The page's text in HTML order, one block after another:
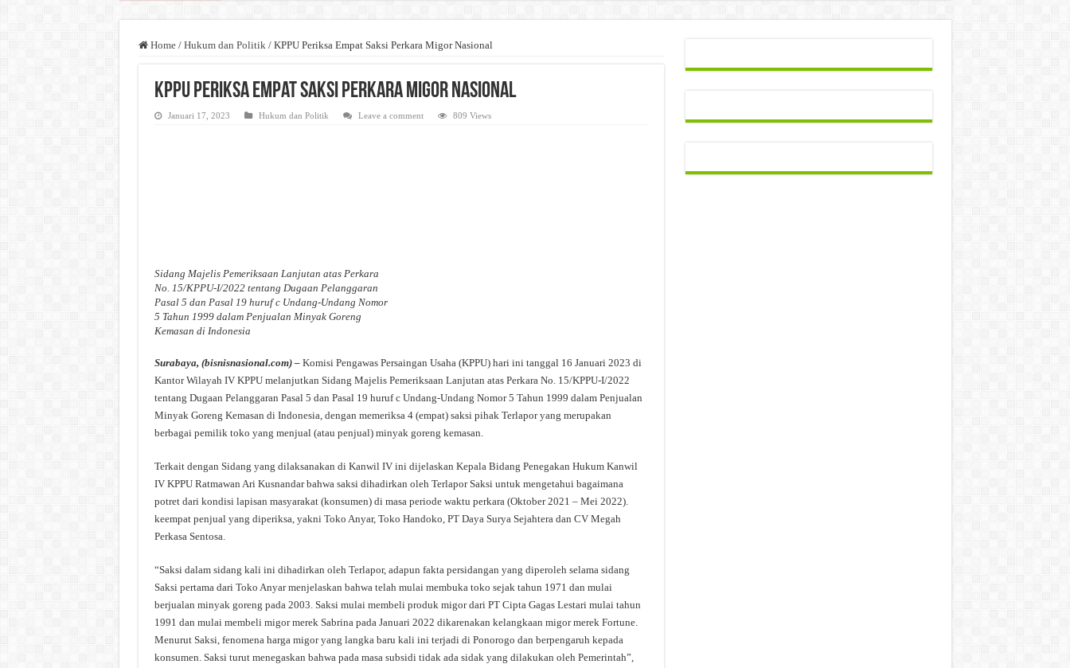
Home / Hukum dan Politik / KPPU Periksa Empat Saksi Perkara Migor Nasional
KPPU Periksa Empat Saksi Perkara Migor Nasional
Januari 17, 2023 Hukum dan Politik Leave a comment 809 Views
Sidang Majelis Pemeriksaan Lanjutan atas Perkara
No. 15/KPPU-I/2022 tentang Dugaan Pelanggaran
Pasal 5 dan Pasal 19 huruf c Undang-Undang Nomor
5 Tahun 1999 dalam Penjualan Minyak Goreng
Kemasan di Indonesia
Surabaya, (bisnisnasional.com) – Komisi Pengawas Persaingan Usaha (KPPU) hari ini tanggal 16 Januari 2023 di
Kantor Wilayah IV KPPU melanjutkan Sidang Majelis Pemeriksaan Lanjutan atas Perkara No. 15/KPPU-I/2022
tentang Dugaan Pelanggaran Pasal 5 dan Pasal 19 huruf c Undang-Undang Nomor 5 Tahun 1999 dalam Penjualan
Minyak Goreng Kemasan di Indonesia, dengan memeriksa 4 (empat) saksi pihak Terlapor yang merupakan
berbagai pemilik toko yang menjual (atau penjual) minyak goreng kemasan.
Terkait dengan Sidang yang dilaksanakan di Kanwil IV ini dijelaskan Kepala Bidang Penegakan Hukum Kanwil
IV KPPU Ratmawan Ari Kusnandar bahwa saksi dihadirkan oleh Terlapor Saksi untuk mengetahui bagaimana
potret dari kondisi lapisan masyarakat (konsumen) di masa periode waktu perkara (Oktober 2021 – Mei 2022).
keempat penjual yang diperiksa, yakni Toko Anyar, Toko Handoko, PT Daya Surya Sejahtera dan CV Megah
Perkasa Sentosa.
“Saksi dalam sidang kali ini dihadirkan oleh Terlapor, adapun fakta persidangan yang diperoleh selama sidang
Saksi pertama dari Toko Anyar menjelaskan bahwa telah mulai membuka toko sejak tahun 1971 dan mulai
berjualan minyak goreng pada 2003. Saksi mulai membeli produk migor dari PT Cipta Gagas Lestari mulai tahun
1991 dan mulai membeli migor merek Sabrina pada Januari 2022 dikarenakan kelangkaan migor merek Fortune.
Menurut Saksi, fenomena harga migor yang langka baru kali ini terjadi di Ponorogo dan berpengaruh kepada
konsumen. Saksi turut menegaskan bahwa pada masa subsidi tidak ada sidak yang dilakukan oleh Pemerintah”,